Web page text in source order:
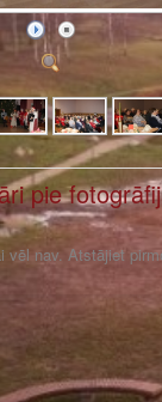
pie
vēl nav. Atstājiet